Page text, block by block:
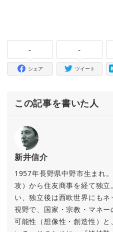
-
シェア
-
ツイート
この記事を書いた人
新井信介
1957年長野県中野市生まれ
攻）から住友商事を経て独
い、独立後は西欧世界にも
視野で、国家・宗教・マネ
可能性（想像性・創造性）